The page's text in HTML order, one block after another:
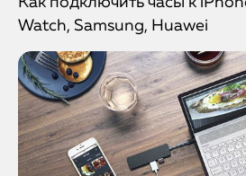
Watch, Samsung, Huawei